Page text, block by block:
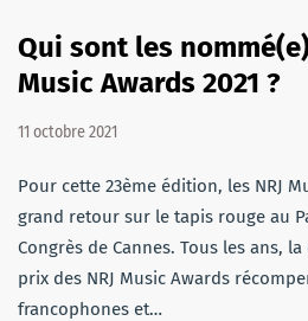
Qui sont les
Music Awards 2021 ?
11 octobre 2021
Pour cette 23ème édition, les NRJ
grand retour sur le tapis rouge au
Congrès de Cannes. Tous les ans,
prix des NRJ Music Awards
francophones et…